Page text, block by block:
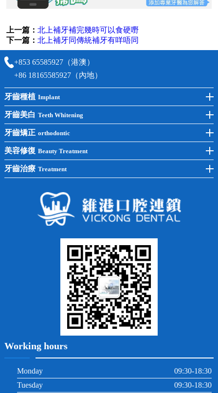
上一篇：北上補牙補完幾時可以食硬嘢
下一篇：北上補牙同傳統補牙有咩唔同
+853 65585927（港澳）
+86 18165585927（內地）
牙齒種植 Implant
前牙種植
後牙種植
單顆種植
半口種植
全口種植
牙齒美白 Teeth Whitening
冷光美白
洗牙
黃黑牙
常見問題
牙齒矯正 orthodontic
牙齒矯正
兒童矯正
牙列不齊
美容修復 Beauty Treatment
全瓷牙
牙齒治療 Treatment
牙齦出血
Working hours
Monday
09:30-18:30
Tuesday
09:30-18:30